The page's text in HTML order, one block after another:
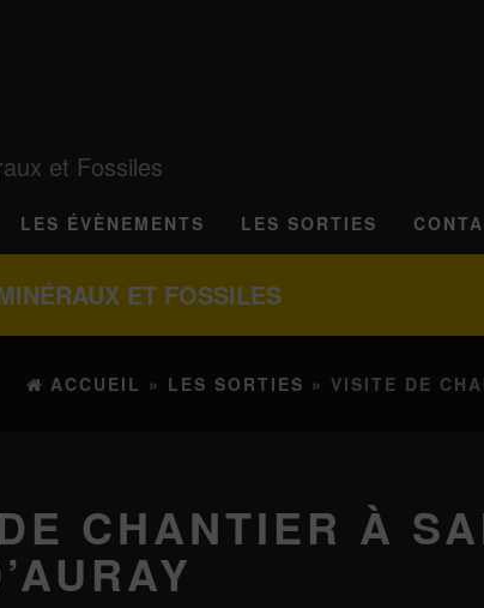
et Fossiles
LES ÉVÈNEMENTS LES SORTIES
ET FOSSILES
ACCUEIL » LES SORTIES » VISITE DE
CHANTIER À